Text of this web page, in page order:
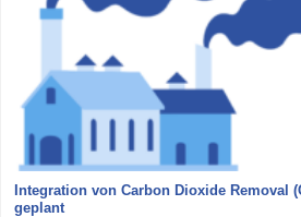
Integration von Carbon Dioxide Removal
geplant